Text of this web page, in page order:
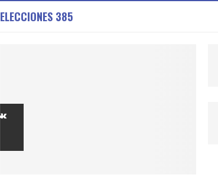
ELECCIONES 385